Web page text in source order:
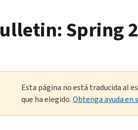
Spring
Esta página no está traducida al
que ha elegido.Obtenga ayuda en